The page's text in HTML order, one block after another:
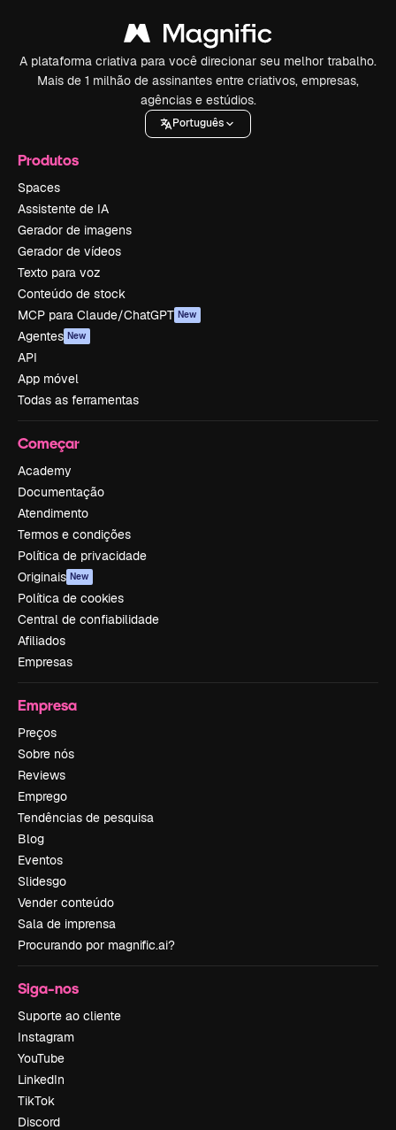
A plataforma criativa para você direcionar seu melhor trabalho.
Mais de 1 milhão de assinantes entre criativos, empresas,
agências e estúdios.
Português
Produtos
Spaces
Assistente de IA
Gerador de imagens
Gerador de vídeos
Texto para voz
Conteúdo de stock
MCP para Claude/ChatGPT New
Agentes New
API
App móvel
Todas as ferramentas
Começar
Academy
Documentação
Atendimento
Termos e condições
Política de privacidade
Originais New
Política de cookies
Central de confiabilidade
Afiliados
Empresas
Empresa
Preços
Sobre nós
Reviews
Emprego
Tendências de pesquisa
Blog
Eventos
Slidesgo
Vender conteúdo
Sala de imprensa
Procurando por magnific.ai?
Siga-nos
Suporte ao cliente
Instagram
YouTube
LinkedIn
TikTok
Discord